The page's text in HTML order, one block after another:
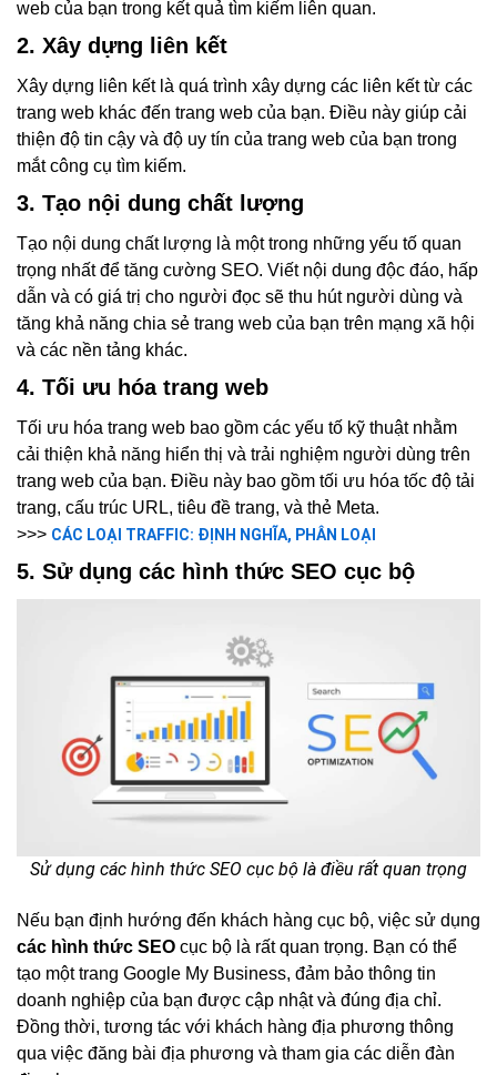
web của bạn trong kết quả tìm kiếm liên quan.
2. Xây dựng liên kết
Xây dựng liên kết là quá trình xây dựng các liên kết từ các
trang web khác đến trang web của bạn. Điều này giúp cải
thiện độ tin cậy và độ uy tín của trang web của bạn trong
mắt công cụ tìm kiếm.
3. Tạo nội dung chất lượng
Tạo nội dung chất lượng là một trong những yếu tố quan
trọng nhất để tăng cường SEO. Viết nội dung độc đáo, hấp
dẫn và có giá trị cho người đọc sẽ thu hút người dùng và
tăng khả năng chia sẻ trang web của bạn trên mạng xã hội
và các nền tảng khác.
4. Tối ưu hóa trang web
Tối ưu hóa trang web bao gồm các yếu tố kỹ thuật nhằm
cải thiện khả năng hiển thị và trải nghiệm người dùng trên
trang web của bạn. Điều này bao gồm tối ưu hóa tốc độ tải
trang, cấu trúc URL, tiêu đề trang, và thẻ Meta.
>>> CÁC LOẠI TRAFFIC: ĐỊNH NGHĨA, PHÂN LOẠI
5. Sử dụng các hình thức SEO cục bộ
Sử dụng các hình thức SEO cục bộ là điều rất quan trọng
Nếu bạn định hướng đến khách hàng cục bộ, việc sử dụng
các hình thức SEO cục bộ là rất quan trọng. Bạn có thể
tạo một trang Google My Business, đảm bảo thông tin
doanh nghiệp của bạn được cập nhật và đúng địa chỉ.
Đồng thời, tương tác với khách hàng địa phương thông
qua việc đăng bài địa phương và tham gia các diễn đàn